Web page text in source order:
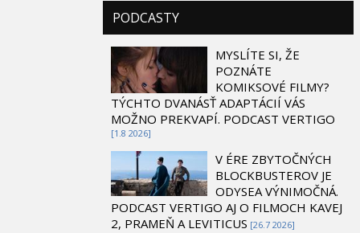
PODCASTY
MYSLÍTE SI, ŽE
POZNÁTE
KOMIKSOVÉ FILMY?
TÝCHTO DVANÁSŤ ADAPTÁCIÍ VÁS
MOŽNO PREKVAPÍ. PODCAST VERTIGO
[1.8 2026]
V ÉRE ZBYTOČNÝCH
BLOCKBUSTEROV JE
ODYSEA VÝNIMOČNÁ.
PODCAST VERTIGO AJ O FILMOCH KAVEJ
2, PRAMEŇ A LEVITICUS [26.7 2026]